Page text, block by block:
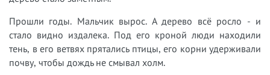
Прошли годы. Мальчик вырос. А дерево всё росло - и
стало видно издалека. Под его кроной люди находили
тень, в его ветвях прятались птицы, его корни удерживали
почву, чтобы дождь не смывал холм.